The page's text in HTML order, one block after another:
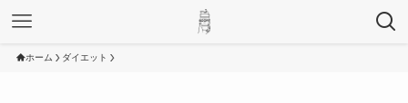
ホーム ダイエット